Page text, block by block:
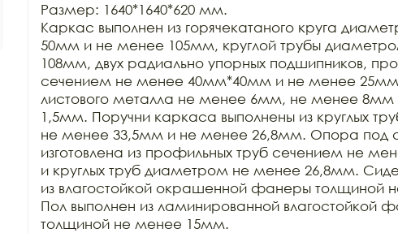
Размер: 1640*1640*620 мм.
Каркас выполнен из горячекатаного круга
50мм и не менее 105мм, круглой трубы
108мм, двух радиально упорных подшипников,
сечением не менее 40мм*40мм и не менее
листового металла не менее 6мм, не менее
1,5мм. Поручни каркаса выполнены из круглых
не менее 33,5мм и не менее 26,8мм. Опора под
изготовлена из профильных труб сечением не
и круглых труб диаметром не менее 26,8мм.
из влагостойкой окрашенной фанеры толщиной
Пол выполнен из ламинированной влагостойкой
толщиной не менее 15мм.